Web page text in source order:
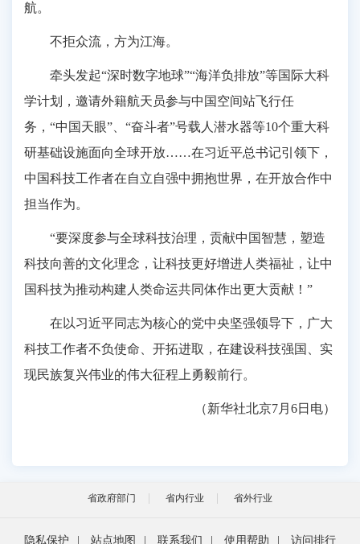
航。
不拒众流，方为江海。
牵头发起“深时数字地球”“海洋负排放”等国际大科
学计划，邀请外籍航天员参与中国空间站飞行任
务，“中国天眼”、“奋斗者”号载人潜水器等10个重大科
研基础设施面向全球开放……在习近平总书记引领下，
中国科技工作者在自立自强中拥抱世界，在开放合作中
担当作为。
“要深度参与全球科技治理，贡献中国智慧，塑造
科技向善的文化理念，让科技更好增进人类福祉，让中
国科技为推动构建人类命运共同体作出更大贡献！”
在以习近平同志为核心的党中央坚强领导下，广大
科技工作者不负使命、开拓进取，在建设科技强国、实
现民族复兴伟业的伟大征程上勇毅前行。
（新华社北京7月6日电）
省政府部门 省内行业 省外行业
隐私保护 站点地图 联系我们 使用帮助 访问排行